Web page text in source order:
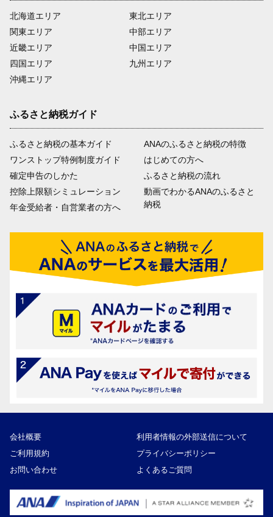
北海道エリア
関東エリア
近畿エリア
四国エリア
沖縄エリア
東北エリア
中部エリア
中国エリア
九州エリア
ふるさと納税ガイド
ふるさと納税の基本ガイド
ワンストップ特例制度ガイド
確定申告のしかた
控除上限額シミュレーション
年金受給者・自営業者の方へ
ANAのふるさと納税の特徴
はじめての方へ
ふるさと納税の流れ
動画でわかるANAのふるさと
納税
会社概要
利用者情報の外部送信について
ご利用規約
プライバシーポリシー
お問い合わせ
よくあるご質問